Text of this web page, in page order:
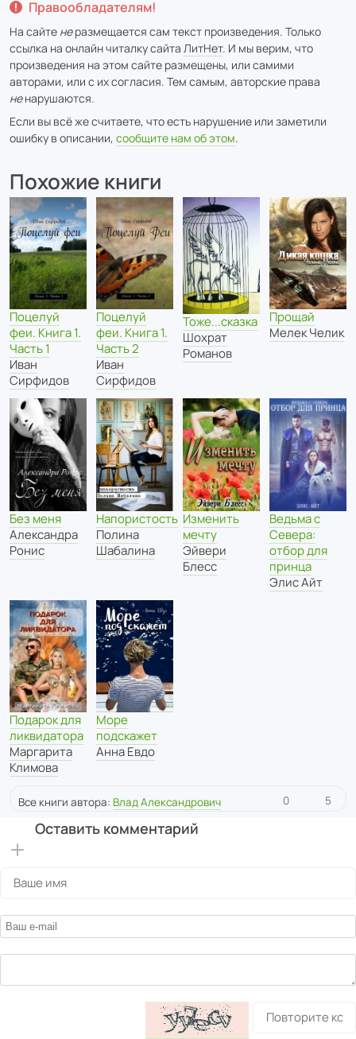
Правообладателям!
На сайте неразмещается сам текст произведения. Только
ссылка на онлайн читалку сайта ЛитНет. И мы верим, что
произведения на этом сайте размещены, или самими
авторами, или с их согласия. Тем самым, авторские права
ненарушаются.
Если вы всё же считаете, что есть нарушение или заметили
ошибку в описании, сообщите нам об этом.
Похожие книги
Поцелуй
феи. Книга 1.
Часть 1
Иван
Сирфидов
Поцелуй
феи. Книга 1.
Часть 2
Иван
Сирфидов
Тоже...сказка
Шохрат
Романов
Прощай
Мелек Челик
Без меня
Александра
Ронис
Напористость
Полина
Шабалина
Изменить
мечту
Эйвери
Блесс
Ведьма с
Севера:
отбор для
принца
Элис Айт
Подарок для
ликвидатора
Маргарита
Климова
Море
подскажет
Анна Евдо
Все книги автора: Влад Александрович 0 5
Оставить комментарий